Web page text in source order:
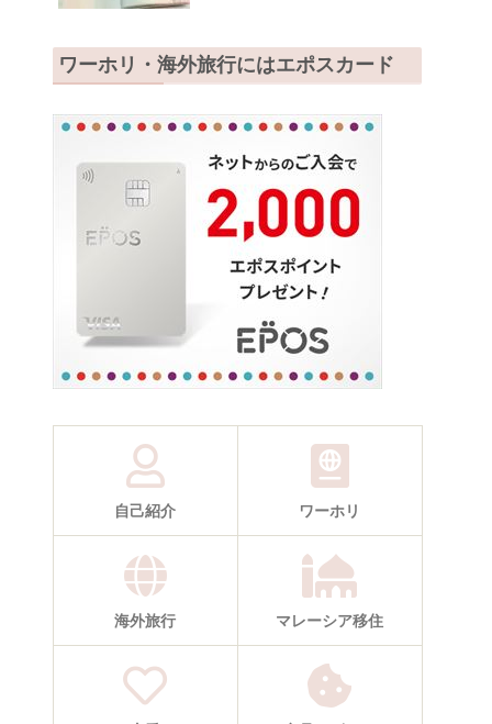
ワーホリ・海外旅行にはエポスカード
自己紹介 ワーホリ
海外旅行 マレーシア移住